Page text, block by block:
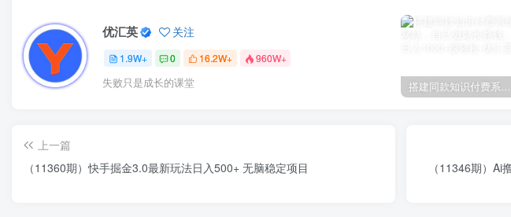
优汇英 关注
1.9W+ 0 16.2W+ 960W+
失败只是成长的课堂 搭建同款知识付费系统网站，自己做站长挣钱，日入1000+很轻松
上一篇
（11360期）快手掘金3.0最新玩法日入500+ 无脑稳定项目
（11346期）Ai